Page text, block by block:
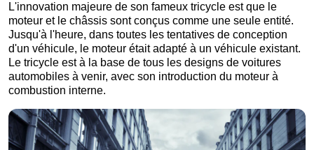
L'innovation majeure de son fameux tricycle est que le
moteur et le châssis sont conçus comme une seule entité.
Jusqu'à l'heure, dans toutes les tentatives de conception
d'un véhicule, le moteur était adapté à un véhicule existant.
Le tricycle est à la base de tous les designs de voitures
automobiles à venir, avec son introduction du moteur à
combustion interne.